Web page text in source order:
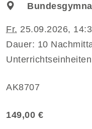
Fr. 25.09.2026,
Dauer: 10
Unterrichtseinheiten
AK8707
149,00 €